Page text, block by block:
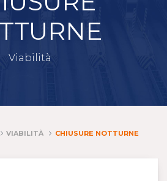
Viabilità
VIABILITÀ CHIUSURE NOTTURNE